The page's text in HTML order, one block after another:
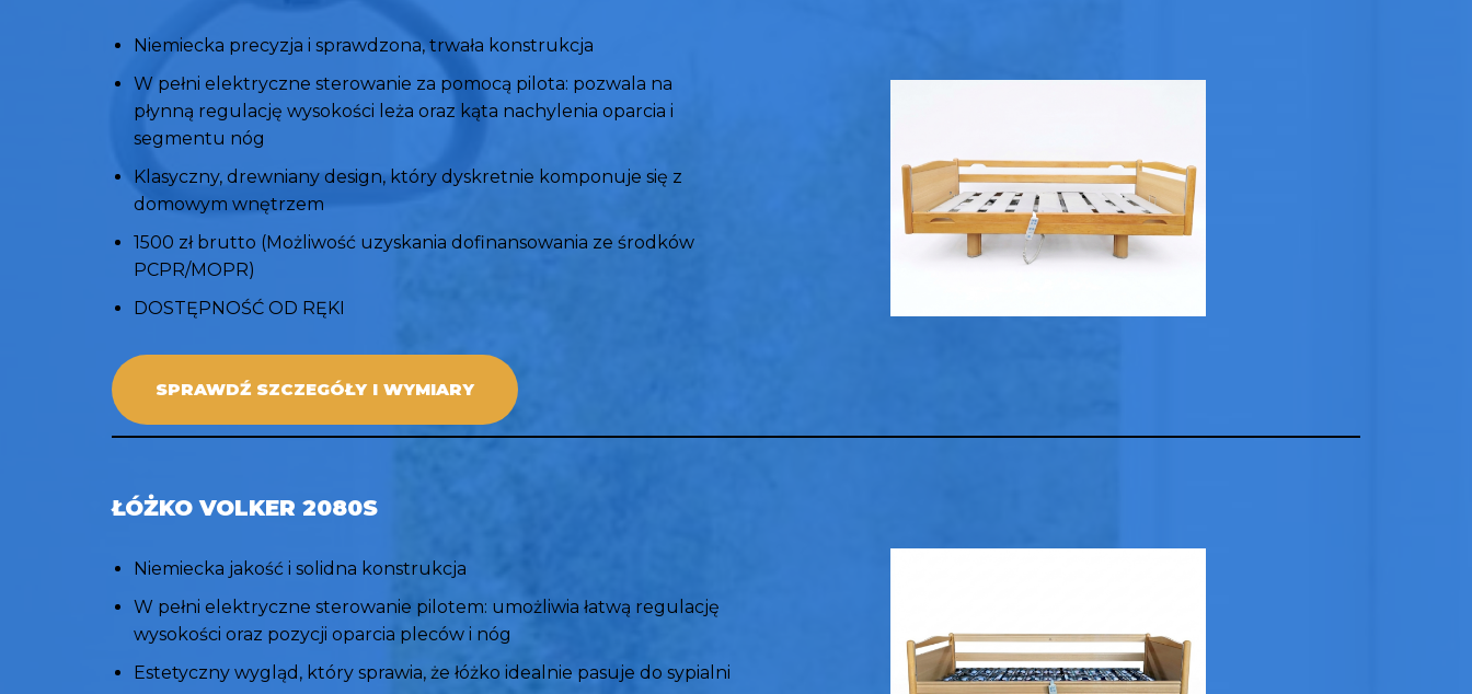
Niemiecka precyzja i sprawdzona, trwała konstrukcja ​
W pełni elektryczne sterowanie za pomocą pilota: pozwala na
płynną regulację wysokości leża oraz kąta nachylenia oparcia i
segmentu nóg ​
Klasyczny, drewniany design, który dyskretnie komponuje się z
domowym wnętrzem
​1500 zł brutto (Możliwość uzyskania dofinansowania ze środków
PCPR/MOPR) ​
DOSTĘPNOŚĆ OD RĘKI
SPRAWDŹ SZCZEGÓŁY I WYMIARY
ŁÓŻKO VOLKER 2080S
Niemiecka jakość i solidna konstrukcja
W pełni elektryczne sterowanie pilotem: umożliwia łatwą regulację
wysokości oraz pozycji oparcia pleców i nóg
Estetyczny wygląd, który sprawia, że łóżko idealnie pasuje do sypialni